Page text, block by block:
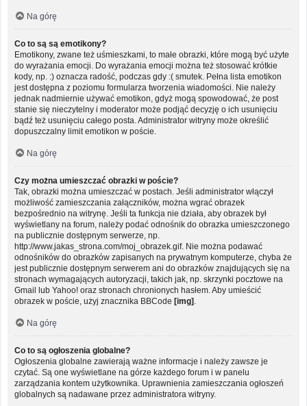
Na górę
Co to są są emotikony?
Emotikony, zwane też uśmieszkami, to małe obrazki, które mogą być użyte
do wyrażania emocji. Do wyrażania emocji można też stosować krótkie
kody, np. :) oznacza radość, podczas gdy :( smutek. Pełna lista emotikon
jest dostępna z poziomu formularza tworzenia wiadomości. Nie należy
jednak nadmiernie używać emotikon, gdyż mogą spowodować, że post
stanie się nieczytelny i moderator może podjąć decyzję o ich usunięciu
bądź też usunięciu całego posta. Administrator witryny może określić
dopuszczalny limit emotikon w poście.
Na górę
Czy można umieszczać obrazki w poście?
Tak, obrazki można umieszczać w postach. Jeśli administrator włączył
możliwość zamieszczania załączników, można wgrać obrazek
bezpośrednio na witrynę. Jeśli ta funkcja nie działa, aby obrazek był
wyświetlany na forum, należy podać odnośnik do obrazka umieszczonego
na publicznie dostępnym serwerze, np.
http://www.jakas_strona.com/moj_obrazek.gif. Nie można podawać
odnośników do obrazków zapisanych na prywatnym komputerze, chyba że
jest publicznie dostępnym serwerem ani do obrazków znajdujących się na
stronach wymagających autoryzacji, takich jak, np. skrzynki pocztowe na
Gmail lub Yahoo! oraz stronach chronionych hasłem. Aby umieścić
obrazek w poście, użyj znacznika BBCode [img]
Na górę
Co to są ogłoszenia globalne?
Ogłoszenia globalne zawierają ważne informacje i należy zawsze je
czytać. Są one wyświetlane na górze każdego forum i w panelu
zarządzania kontem użytkownika. Uprawnienia zamieszczania ogłoszeń
globalnych są nadawane przez administratora witryny.